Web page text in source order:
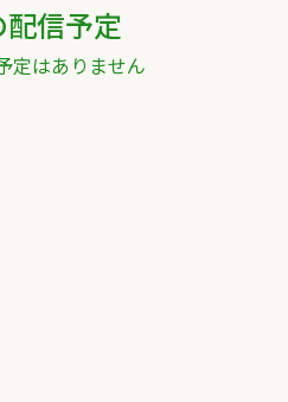
信予定
定はありません